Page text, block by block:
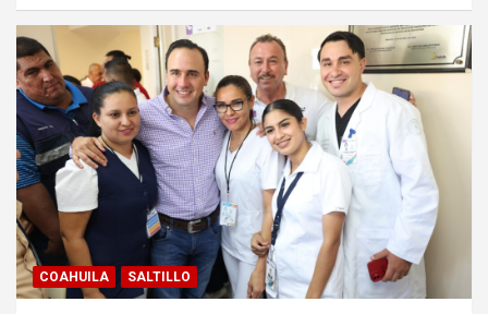
COAHUILA SALTILLO